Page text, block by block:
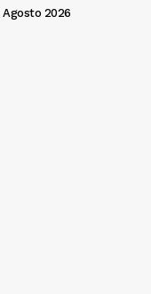
Agosto 2026